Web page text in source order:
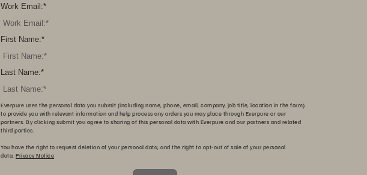
*
Work Email:
*
First Name:
*
Last Name:
Everpure uses the personal data you submit (including name, phone, email, company, job title, location in the form)
to provide you with relevant information and help process any orders you may place through Everpure or our
partners. By clicking submit you agree to sharing of this personal data with Everpure and our partners and related
third parties.
You have the right to request deletion of your personal data, and the right to opt-out of sale of your personal
data. Privacy Notice